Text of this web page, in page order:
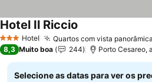
3 EstrelasHotel Quartos com vista
Hotel Il Riccio
8,3 Muito boa 244 Porto Cesareo,
Selecione as datas para ver os